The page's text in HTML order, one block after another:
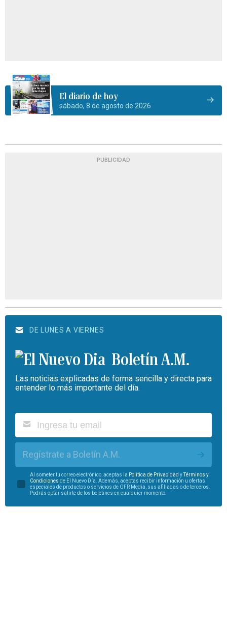
El diario de hoy
sábado, 8 de agosto de 2026
PUBLICIDAD
DE LUNES A VIERNES
Boletín A.M.
Las noticias explicadas de forma sencilla y directa para
entender lo más importante del día.
Regístrate a Boletín A.M.
Al someter tu correo electrónico, aceptas la Política de Privacidad y
Términos y
Condiciones de El Nuevo Día. Además, aceptas recibir información u ofertas
especiales de productos o servicios de GFR Media, sus afiliadas o de terceros.
Podrás optar salirte de los boletines en cualquier momento.